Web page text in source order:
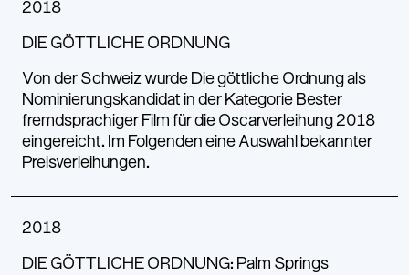
2018
DIE GÖTTLICHE ORDNUNG
Von der Schweiz wurde Die göttliche Ordnung als
Nominierungskandidat in der Kategorie Bester
fremdsprachiger Film für die Oscarverleihung 2018
eingereicht. Im Folgenden eine Auswahl bekannter
Preisverleihungen.
2018
DIE GÖTTLICHE ORDNUNG: Palm Springs